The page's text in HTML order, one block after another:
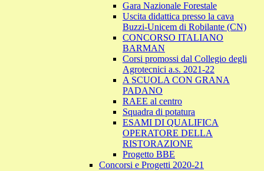
Gara Nazionale Forestale
Uscita didattica presso la cava
Buzzi-Unicem di Robilante (CN)
CONCORSO ITALIANO
BARMAN
Corsi promossi dal Collegio degli
Agrotecnici a.s. 2021-22
A SCUOLA CON GRANA
PADANO
RAEE al centro
Squadra di potatura
ESAMI DI QUALIFICA
OPERATORE DELLA
RISTORAZIONE
Progetto BBE
Concorsi e Progetti 2020-21